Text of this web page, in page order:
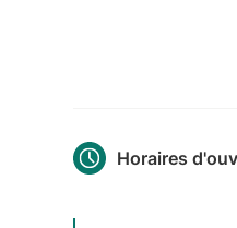
Horaires